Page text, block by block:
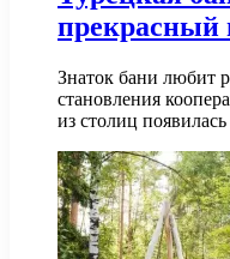
прекрасный
Знаток бани любит
становления
из столиц